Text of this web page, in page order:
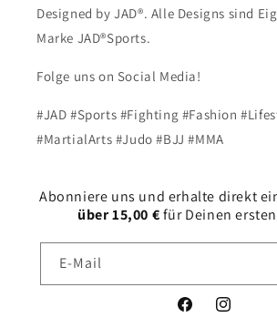
Designed by JAD®. Alle Designs sind
Marke JAD®Sports.
Folge uns on Social Media!
#JAD #Sports #Fighting #Fashion
#MartialArts #Judo #BJJ #MMA
Abonniere uns und erhalte direkt
über 15,00 €für Deinen
E-Mail
FacebookInstagram